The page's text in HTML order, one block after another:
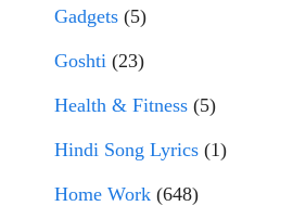
Gadgets (5)
Goshti (23)
Health & Fitness (5)
Hindi Song Lyrics (1)
Home Work (648)